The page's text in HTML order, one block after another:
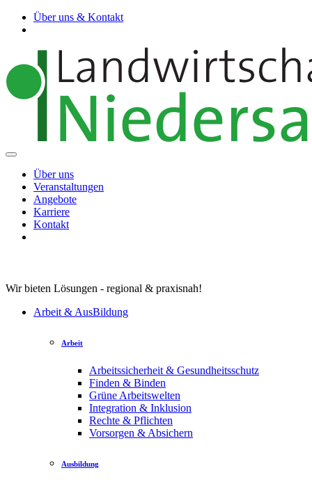
Über uns & Kontakt
Über uns
Veranstaltungen
Angebote
Karriere
Kontakt
Wir bieten Lösungen - regional & praxisnah!
Arbeit & AusBildung
Arbeit
Arbeitssicherheit & Gesundheitsschutz
Finden & Binden
Grüne Arbeitswelten
Integration & Inklusion
Rechte & Pflichten
Vorsorgen & Absichern
Ausbildung